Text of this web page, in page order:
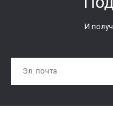
И